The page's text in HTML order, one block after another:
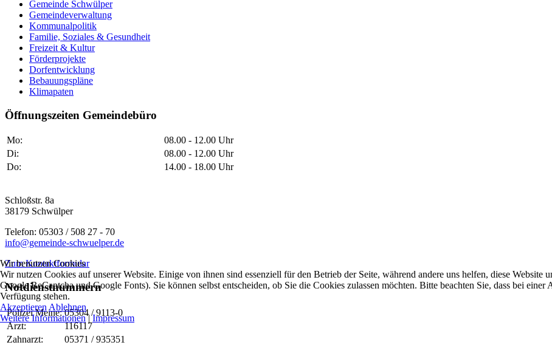
Gemeinde Schwülper
Gemeindeverwaltung
Kommunalpolitik
Familie, Soziales & Gesundheit
Freizeit & Kultur
Förderprojekte
Dorfentwicklung
Bebauungspläne
Klimapaten
Öffnungszeiten Gemeindebüro
Mo:
08.00 - 12.00 Uhr
Di:
08.00 - 12.00 Uhr
Do:
14.00 - 18.00 Uhr
Schloßstr. 8a
38179 Schwülper
Telefon: 05303 / 508 27 - 70
info@gemeinde-schwuelper.de
Zum Kontaktformular
Notdienstnummern
Polizei Meine: 05304 / 9113-0
Arzt:
116117
Zahnarzt:
05371 / 935351
Wir benutzen Cookies
Wir nutzen Cookies auf unserer Website. Einige von ihnen sind essenziell für den Betrieb der Seite, während andere uns helfen, diese
Google ReCaptcha und Google Fonts). Sie können selbst entscheiden, ob Sie die Cookies zulassen möchten. Bitte beachten Sie, dass bei
Verfügung stehen.
Akzeptieren Ablehnen
Weitere Informationen|Impressum